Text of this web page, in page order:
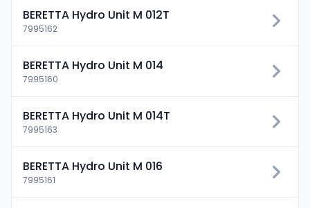
BERETTA Hydro Unit M 012T
7995162
BERETTA Hydro Unit M 014
7995160
BERETTA Hydro Unit M 014T
7995163
BERETTA Hydro Unit M 016
7995161